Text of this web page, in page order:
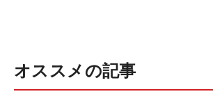
オススメの記事